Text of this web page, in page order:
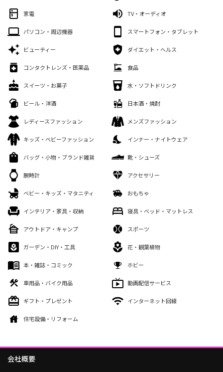
家電 TV・オーディオ
パソコン・周辺機器 スマートフォン・タブレット
ビューティー ダイエット・ヘルス
コンタクトレンズ・医薬品 食品
スイーツ・お菓子 水・ソフトドリンク
ビール・洋酒 日本酒・焼酎
レディースファッション メンズファッション
キッズ・ベビーファッション インナー・ナイトウェア
バッグ・小物・ブランド雑貨 靴・シューズ
腕時計 アクセサリー
ベビー・キッズ・マタニティ おもちゃ
インテリア・家具・収納 寝具・ベッド・マットレス
アウトドア・キャンプ スポーツ
ガーデン・DIY・工具 花・観葉植物
本・雑誌・コミック ホビー
車用品・バイク用品 動画配信サービス
ギフト・プレゼント インターネット回線
住宅設備・リフォーム
会社概要